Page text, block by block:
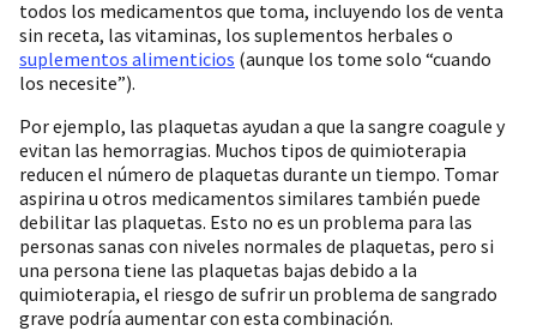
todos los medicamentos que toma, incluyendo los de venta
sin receta, las vitaminas, los suplementos herbales o
suplementos alimenticios (aunque los tome solo “cuando
los necesite”).
Por ejemplo, las plaquetas ayudan a que la sangre coagule y
evitan las hemorragias. Muchos tipos de quimioterapia
reducen el número de plaquetas durante un tiempo. Tomar
aspirina u otros medicamentos similares también puede
debilitar las plaquetas. Esto no es un problema para las
personas sanas con niveles normales de plaquetas, pero si
una persona tiene las plaquetas bajas debido a la
quimioterapia, el riesgo de sufrir un problema de sangrado
grave podría aumentar con esta combinación.